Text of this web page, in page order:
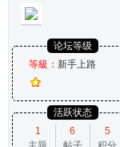
论坛等级
等級： 新手上路
活跃状态
1
6
5